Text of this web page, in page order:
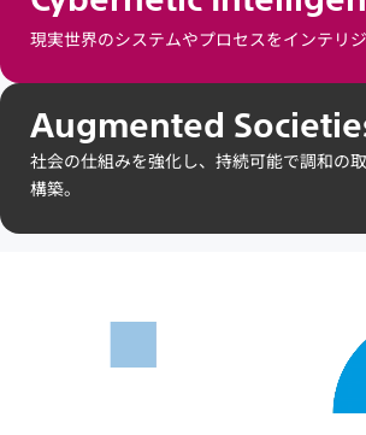
現実世界のシステムやプロセスをインテリジ
Augmented
社会の仕組みを強化し、持続可能で調和の
構築。